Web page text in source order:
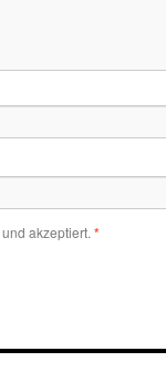
akzeptiert. *